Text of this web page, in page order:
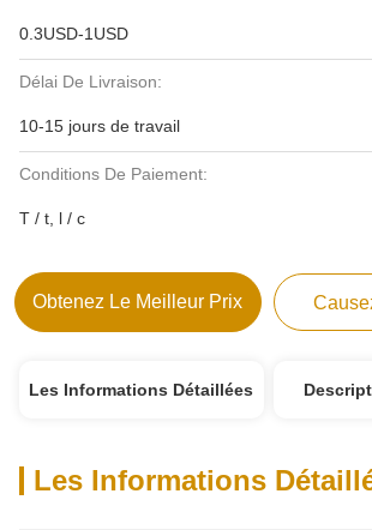
0.3USD-1USD
Délai De Livraison:
10-15 jours de travail
Conditions De Paiement:
T / t, l / c
Obtenez Le Meilleur Prix
Les Informations Détaillées
Les Informations